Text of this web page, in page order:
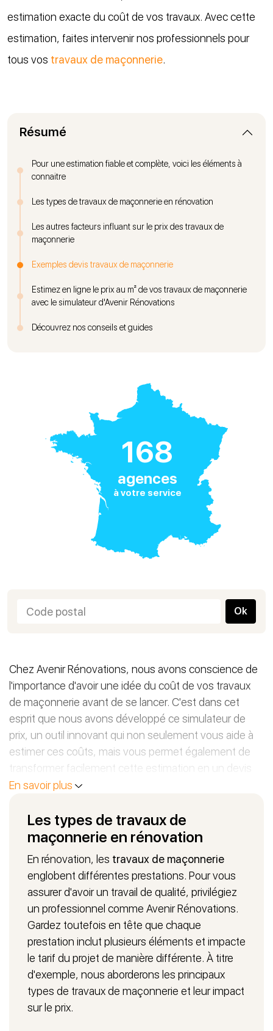
estimation exacte du coût de vos travaux. Avec cette
estimation, faites intervenir nos professionnels pour
tous vos travaux de maçonnerie.
Résumé
Pour une estimation fiable et complète, voici les éléments à
connaitre
Les types de travaux de maçonnerie en rénovation
Les autres facteurs influant sur le prix des travaux de
maçonnerie
Exemples devis travaux de maçonnerie
Estimez en ligne le prix au m² de vos travaux de maçonnerie
avec le simulateur d'Avenir Rénovations
Découvrez nos conseils et guides
168
agences
à votre service
Ok
Chez Avenir Rénovations, nous avons conscience de
l'importance d'avoir une idée du coût de vos travaux
de maçonnerie avant de se lancer. C'est dans cet
esprit que nous avons développé ce simulateur de
prix, un outil innovant qui non seulement vous aide à
estimer ces coûts, mais vous permet également de
transformer facilement cette estimation en un devis
en faisant appel à l'agence la plus proche de chez
En savoir plus
Les types de travaux de
maçonnerie en rénovation
En rénovation, les travaux de maçonnerie
englobent différentes prestations. Pour vous
assurer d'avoir un travail de qualité, privilégiez
un professionnel comme Avenir Rénovations.
Gardez toutefois en tête que chaque
prestation inclut plusieurs éléments et impacte
le tarif du projet de manière différente. À titre
d'exemple, nous aborderons les principaux
types de travaux de maçonnerie et leur impact
sur le prix.